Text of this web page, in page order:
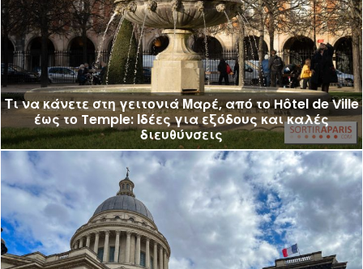
Τι να κάνετε στη γειτονιά Μαρέ, από το Hôtel de Ville
έως το Temple: Ιδέες για εξόδους και καλές
διευθύνσεις